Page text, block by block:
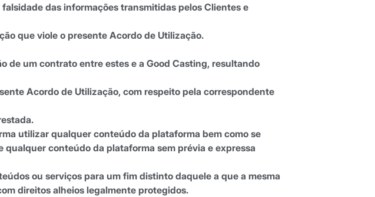
das informações transmitidas pelos Clientes e
que viole o presente Acordo de Utilização.
de um contrato entre estes e a Good Casting, resultando
Acordo de Utilização, com respeito pela correspondente
utilizar qualquer conteúdo da plataforma bem como se
conteúdo da plataforma sem prévia e expressa
ou serviços para um fim distinto daquele a que a mesma
direitos alheios legalmente protegidos.